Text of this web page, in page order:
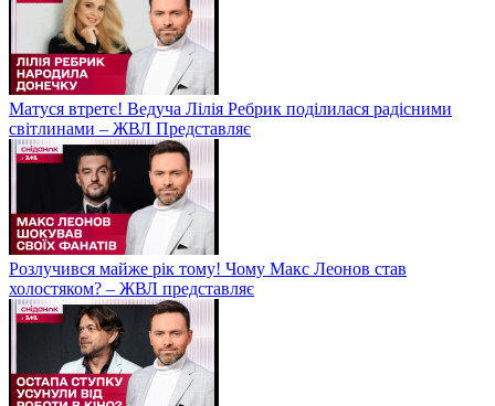
Матуся втретє! Ведуча Лілія Ребрик поділилася радісними
світлинами – ЖВЛ Представляє
Розлучився майже рік тому! Чому Макс Леонов став
холостяком? – ЖВЛ представляє